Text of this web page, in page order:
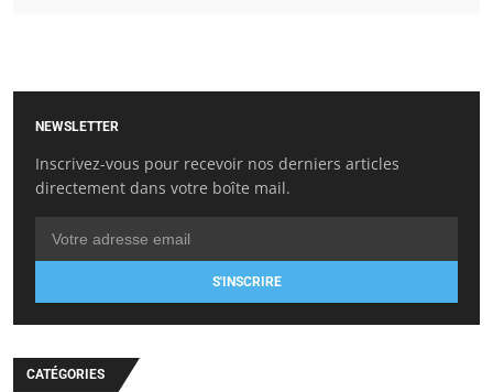
NEWSLETTER
Inscrivez-vous pour recevoir nos derniers articles
directement dans votre boîte mail.
S'INSCRIRE
CATÉGORIES